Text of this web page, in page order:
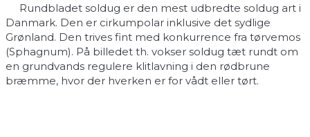
Rundbladet soldug er den mest udbredte soldug art i
Danmark. Den er cirkumpolar inklusive det sydlige
Grønland. Den trives fint med konkurrence fra tørvemos
(Sphagnum). På billedet th. vokser soldug tæt rundt om
en grundvands regulere klitlavning i den rødbrune
bræmme, hvor der hverken er for vådt eller tørt.